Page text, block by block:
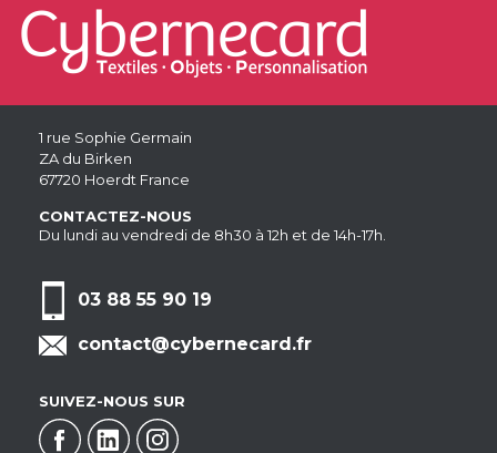
1 rue Sophie Germain
ZA du Birken
67720 Hoerdt France
CONTACTEZ-NOUS
Du lundi au vendredi de 8h30 à 12h et de 14h-17h.
03 88 55 90 19
contact@cybernecard.fr
SUIVEZ-NOUS SUR